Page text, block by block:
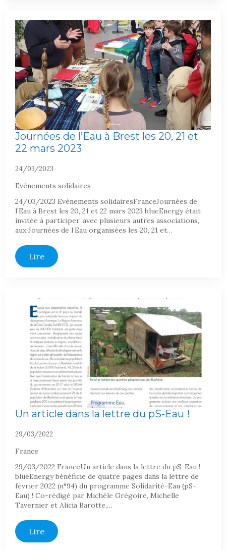
Journées de l’Eau à Brest les 20, 21 et
22 mars 2023
24/03/2023
Evènements solidaires
24/03/2023 Evènements solidairesFranceJournées de
l’Eau à Brest les 20, 21 et 22 mars 2023 blueEnergy était
invitée à participer, avec plusieurs autres associations,
aux Journées de l’Eau organisées les 20, 21 et…
Lire
Un article dans la lettre du pS-Eau !
29/03/2022
France
29/03/2022 FranceUn article dans la lettre du pS-Eau !
blueEnergy bénéficie de quatre pages dans la lettre de
février 2022 (n°94) du programme Solidarité-Eau (pS-
Eau) ! Co-rédigé par Michèle Grégoire, Michelle
Tavernier et Alicia Barotte,…
Lire